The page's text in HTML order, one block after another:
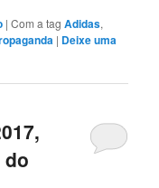
|Com a tagAdidas,
| Deixe uma
do